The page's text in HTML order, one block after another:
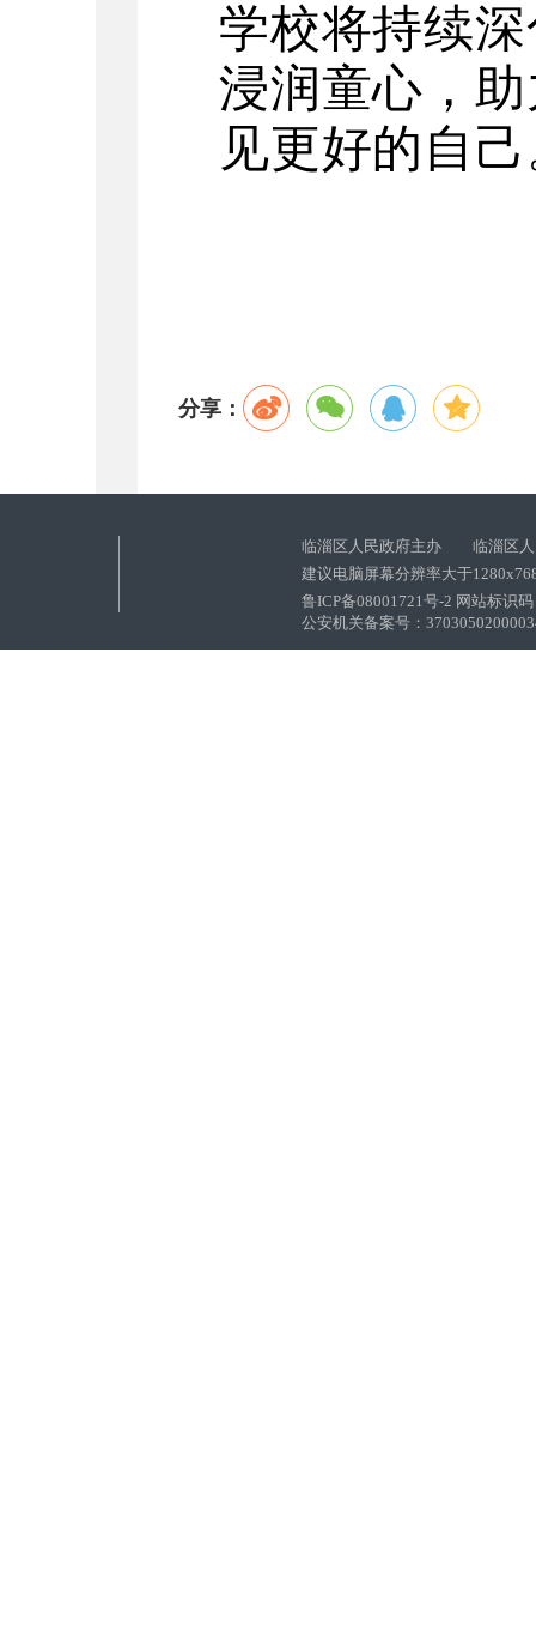
学校将持续
浸润童心，
见更好的自
分享：
临淄区人民政府主办 临淄区人
建议电脑屏幕分辨率大于
鲁ICP备08001721号-2 网站标识
公安机关备案号：